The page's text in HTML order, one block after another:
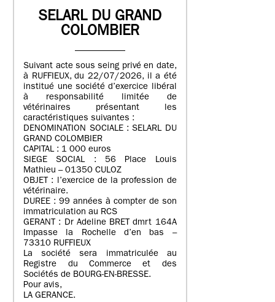
SELARL DU GRAND
COLOMBIER
Suivant acte sous seing privé en date,
à RUFFIEUX, du 22/07/2026, il a été
institué une société d’exercice libéral
à responsabilité limitée de
vétérinaires présentant les
caractéristiques suivantes :
DENOMINATION SOCIALE : SELARL DU
GRAND COLOMBIER
CAPITAL : 1 000 euros
SIEGE SOCIAL : 56 Place Louis
Mathieu – 01350 CULOZ
OBJET : l’exercice de la profession de
vétérinaire.
DUREE : 99 années à compter de son
immatriculation au RCS
GERANT : Dr Adeline BRET dmrt 164A
Impasse la Rochelle d’en bas –
73310 RUFFIEUX
La société sera immatriculée au
Registre du Commerce et des
Sociétés de BOURG-EN-BRESSE.
Pour avis,
LA GERANCE.